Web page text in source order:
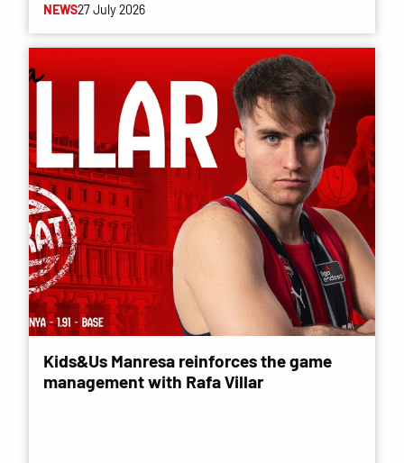
NEWS27 July 2026
Kids&Us Manresa reinforces the game
management with Rafa Villar